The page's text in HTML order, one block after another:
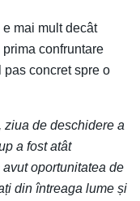
mai mult decât
confruntare
concret spre o
ziua de deschidere a
a fost atât
oportunitatea de
din întreaga lume și